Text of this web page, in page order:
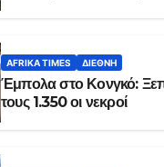
AFRIKA TIMES ΔΙΕΘΝΉ
Έμπολα στο Κονγκό:
τους 1.350 οι νεκροί